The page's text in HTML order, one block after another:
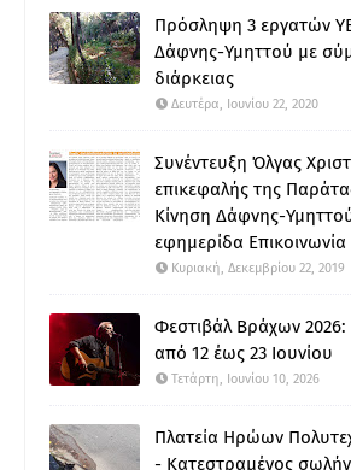
Πρόσληψη 3 εργατών
Δάφνης-Υμηττού με
διάρκειας
Δευτέρα, Ιουνίου 22, 2020
Συνέντευξη Όλγας
επικεφαλής της
Κίνηση Δάφνης-
εφημερίδα
Κυριακή, Δεκεμβρίου 22, 2019
Φεστιβάλ Βράχων
από 12 έως 23 Ιουνίου
Τετάρτη, Ιουνίου 10, 2026
Πλατεία Ηρώων
- Κατεστραμένος